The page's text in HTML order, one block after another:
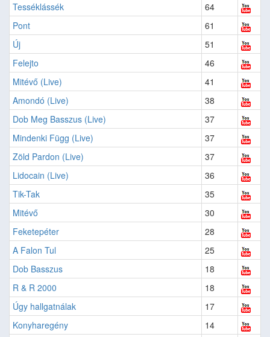
Tesséklássék
64
Pont
61
Új
51
Felejto
46
Mitévő (Live)
41
Amondó (Live)
38
Dob Meg Basszus (Live)
37
Mindenki Függ (Live)
37
Zöld Pardon (Live)
37
Lidocain (Live)
36
Tik-Tak
35
Mitévő
30
Feketepéter
28
A Falon Tul
25
Dob Basszus
18
R & R 2000
18
Úgy hallgatnálak
17
Konyharegény
14